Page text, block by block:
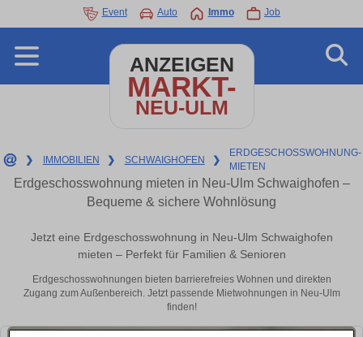
Event Auto Immo Job
ANZEIGEN
MARKT-
NEU-ULM
❯ IMMOBILIEN ❯ SCHWAIGHOFEN ❯
ERDGESCHOSSWOHNUNG-
MIETEN
Erdgeschosswohnung mieten in Neu-Ulm Schwaighofen –
Bequeme & sichere Wohnlösung
Jetzt eine Erdgeschosswohnung in Neu-Ulm Schwaighofen
mieten – Perfekt für Familien & Senioren
Erdgeschosswohnungen bieten barrierefreies Wohnen und direkten
Zugang zum Außenbereich. Jetzt passende Mietwohnungen in Neu-Ulm
finden!